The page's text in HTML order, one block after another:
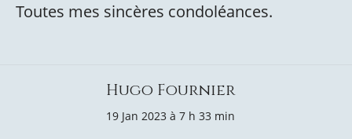
Toutes mes sincères condoléances.
Hugo Fournier
19 Jan 2023 à 7 h 33 min